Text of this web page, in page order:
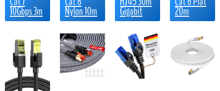
10Gbps 3m Nylon 10m Gigabit 20m